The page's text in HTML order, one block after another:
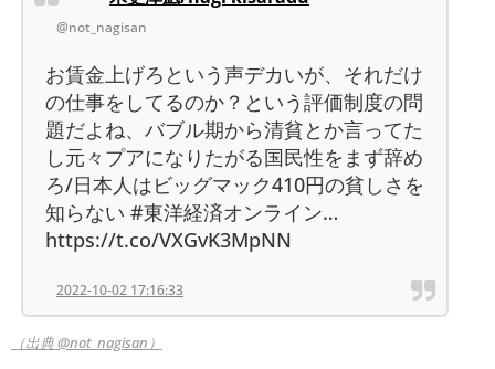
@not_nagisan
お賃金上げろという声デカいが、それだけ
の仕事をしてるのか？という評価制度の問
題だよね、バブル期から清貧とか言ってた
し元々プアになりたがる国民性をまず辞め
ろ/日本人はビッグマック410円の貧しさを
知らない #東洋経済オンライン…
https://t.co/VXGvK3MpNN
2022-10-02 17:16:33
（出典 @not_nagisan）